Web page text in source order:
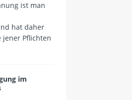
ist man
hat daher
jener Pflichten
im